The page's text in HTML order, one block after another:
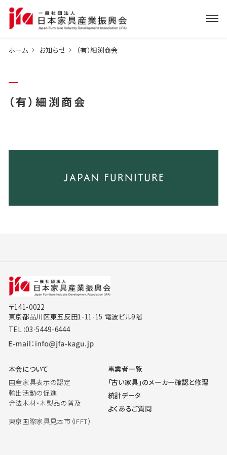
ホーム お知らせ （有）細渕商会
（有）細渕商会
〒141-0022
東京都品川区東五反田1-11-15 電波ビル9階
TEL：03-5449-6444
本会について
国産家具表示の認定
輸出活動の促進
合法木材・木製品の普及
東京国際家具見本市（IFFT）
事業者一覧
「古い家具」のメーカー確認と修理
統計データ
よくあるご質問